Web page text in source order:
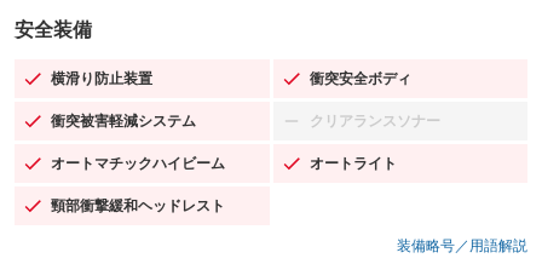
安全装備
横滑り防止装置
：装備あり 衝突安全ボディ
：装備あり
衝突被害軽減システム
：装備あり クリアランスソナー
：装備なし
オートマチックハイビーム
：装備あり オートライト
：装備あり
頸部衝撃緩和ヘッドレスト
：装備あり
装備略号／用語解説